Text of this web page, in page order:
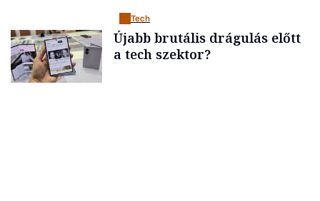
Tech
Újabb brutális drágulás előtt
a tech szektor?